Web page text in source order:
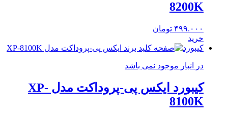
8200K
۴۹۹.۰۰۰ تومان
خرید
کیبورد
در انبار موجود نمی باشد
کیبورد ایکس پی-پروداکت مدل XP-
8100K